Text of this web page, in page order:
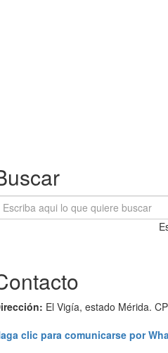
El Vigía, estado Mérida.
clic para comunicarse por